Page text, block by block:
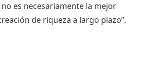
es necesariamente la mejor
de riqueza a largo plazo”,